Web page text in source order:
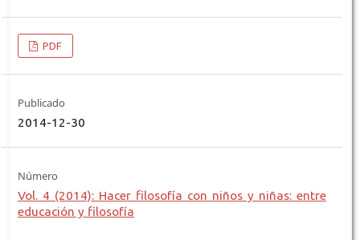
PDF
Publicado
2014-12-30
Número
Vol. 4 (2014): Hacer filosofía con niños y niñas: entre
educación y filosofía